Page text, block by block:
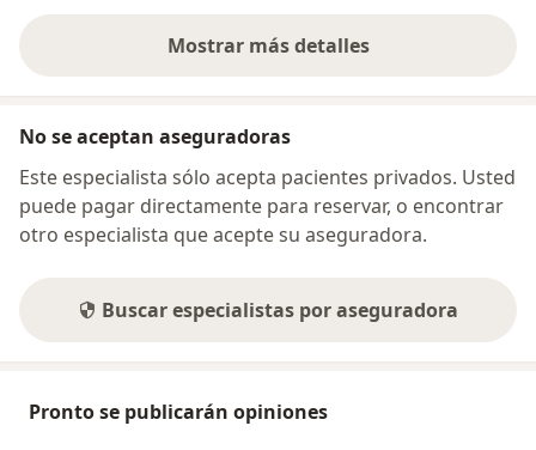
Mostrar más detalles
sobre la dirección
No se aceptan aseguradoras
Este especialista sólo acepta pacientes privados. Usted
puede pagar directamente para reservar, o encontrar
otro especialista que acepte su aseguradora.
Buscar especialistas por aseguradora
Pronto se publicarán opiniones